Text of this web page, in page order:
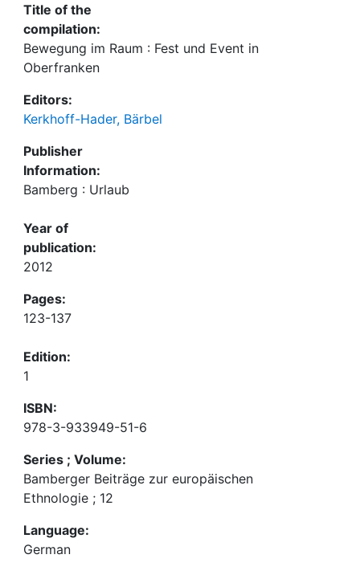
Title of the
compilation:
Bewegung im Raum : Fest und Event in
Oberfranken
Editors:
Kerkhoff-Hader, Bärbel
Publisher
Information:
Bamberg : Urlaub
Year of
publication:
2012
Pages:
123-137
Edition:
1
ISBN:
978-3-933949-51-6
Series ; Volume:
Bamberger Beiträge zur europäischen
Ethnologie ; 12
Language:
German